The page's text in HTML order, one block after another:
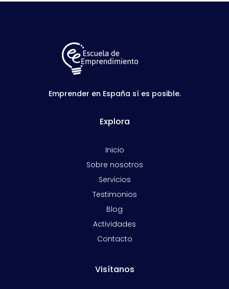
Emprender en España sí es posible.
Explora
Inicio
Sobre nosotros
Servicios
Testimonios
Blog
Actividades
Contacto
Visítanos